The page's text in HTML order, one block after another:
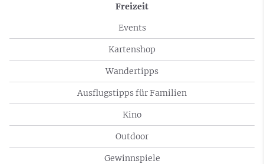
Freizeit
Events
Kartenshop
Wandertipps
Ausflugstipps für Familien
Kino
Outdoor
Gewinnspiele